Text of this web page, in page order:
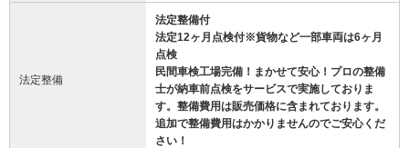
法定整備
法定整備付
法定12ヶ月点検付※貨物など一部車両は6ヶ月
点検
民間車検工場完備！まかせて安心！プロの整備
士が納車前点検をサービスで実施しておりま
す。整備費用は販売価格に含まれております。
追加で整備費用はかかりませんのでご安心くだ
さい！